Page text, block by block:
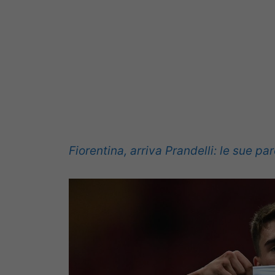
Fiorentina, arriva Prandelli: le sue